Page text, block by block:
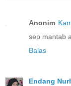
Anonim
sep mantab
Balas
Endang